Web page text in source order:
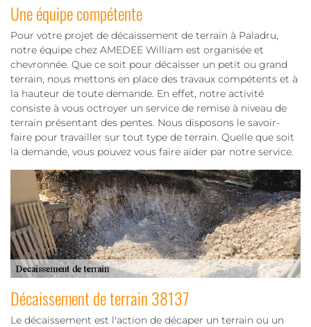
Une équipe compétente
Pour votre projet de décaissement de terrain à Paladru,
notre équipe chez AMEDEE William est organisée et
chevronnée. Que ce soit pour décaisser un petit ou grand
terrain, nous mettons en place des travaux compétents et à
la hauteur de toute demande. En effet, notre activité
consiste à vous octroyer un service de remise à niveau de
terrain présentant des pentes. Nous disposons le savoir-
faire pour travailler sur tout type de terrain. Quelle que soit
la demande, vous pouvez vous faire aider par notre service.
Décaissement de terrain 38137
Le décaissement est l'action de décaper un terrain ou un